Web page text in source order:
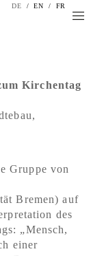
DE / EN / FR
Kirchentag
Gruppe von
Bremen) auf
des
„Mensch,
einer